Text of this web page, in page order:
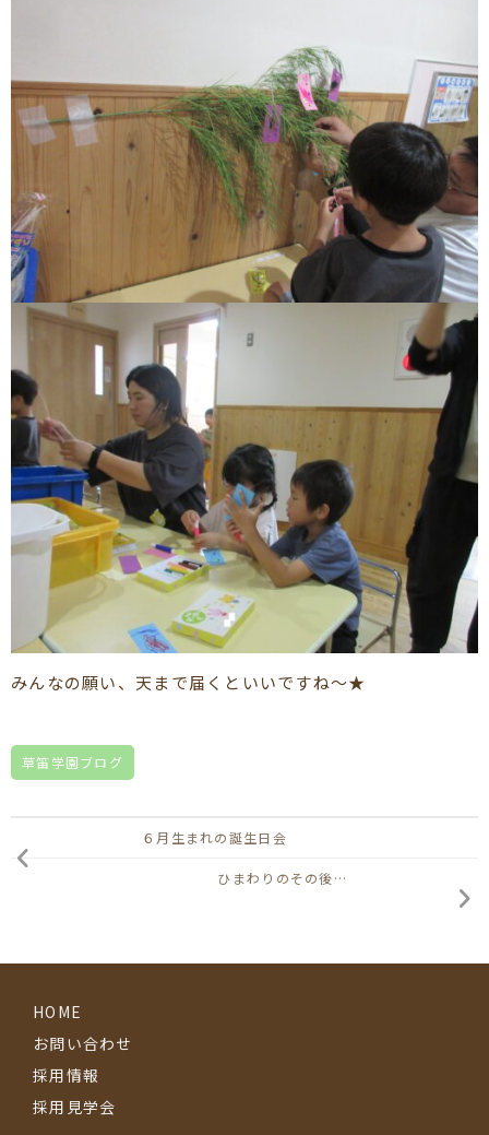
みんなの願い、天まで届くといいですね～★
草笛学園ブログ
６月生まれの誕生日会
ひまわりのその後…
HOME
お問い合わせ
採用情報
採用見学会